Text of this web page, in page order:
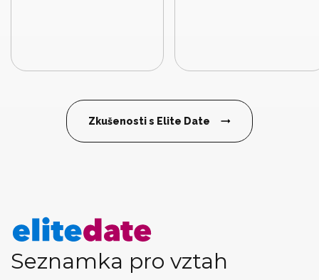
Zkušenosti s Elite Date
Seznamka pro vztah